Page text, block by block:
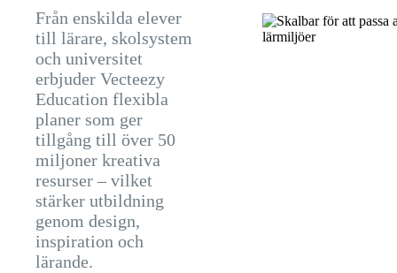
Från enskilda elever
till lärare, skolsystem
och universitet
erbjuder Vecteezy
Education flexibla
planer som ger
tillgång till över 50
miljoner kreativa
resurser – vilket
stärker utbildning
genom design,
inspiration och
lärande.